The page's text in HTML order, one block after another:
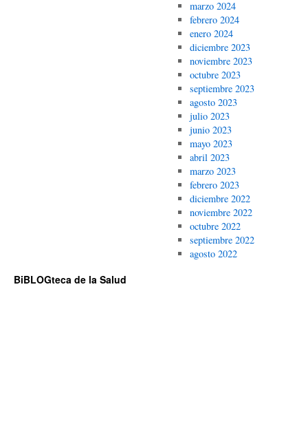
marzo 2024
febrero 2024
enero 2024
diciembre 2023
noviembre 2023
octubre 2023
septiembre 2023
agosto 2023
julio 2023
junio 2023
mayo 2023
abril 2023
marzo 2023
febrero 2023
diciembre 2022
noviembre 2022
octubre 2022
septiembre 2022
agosto 2022
BiBLOGteca de la Salud